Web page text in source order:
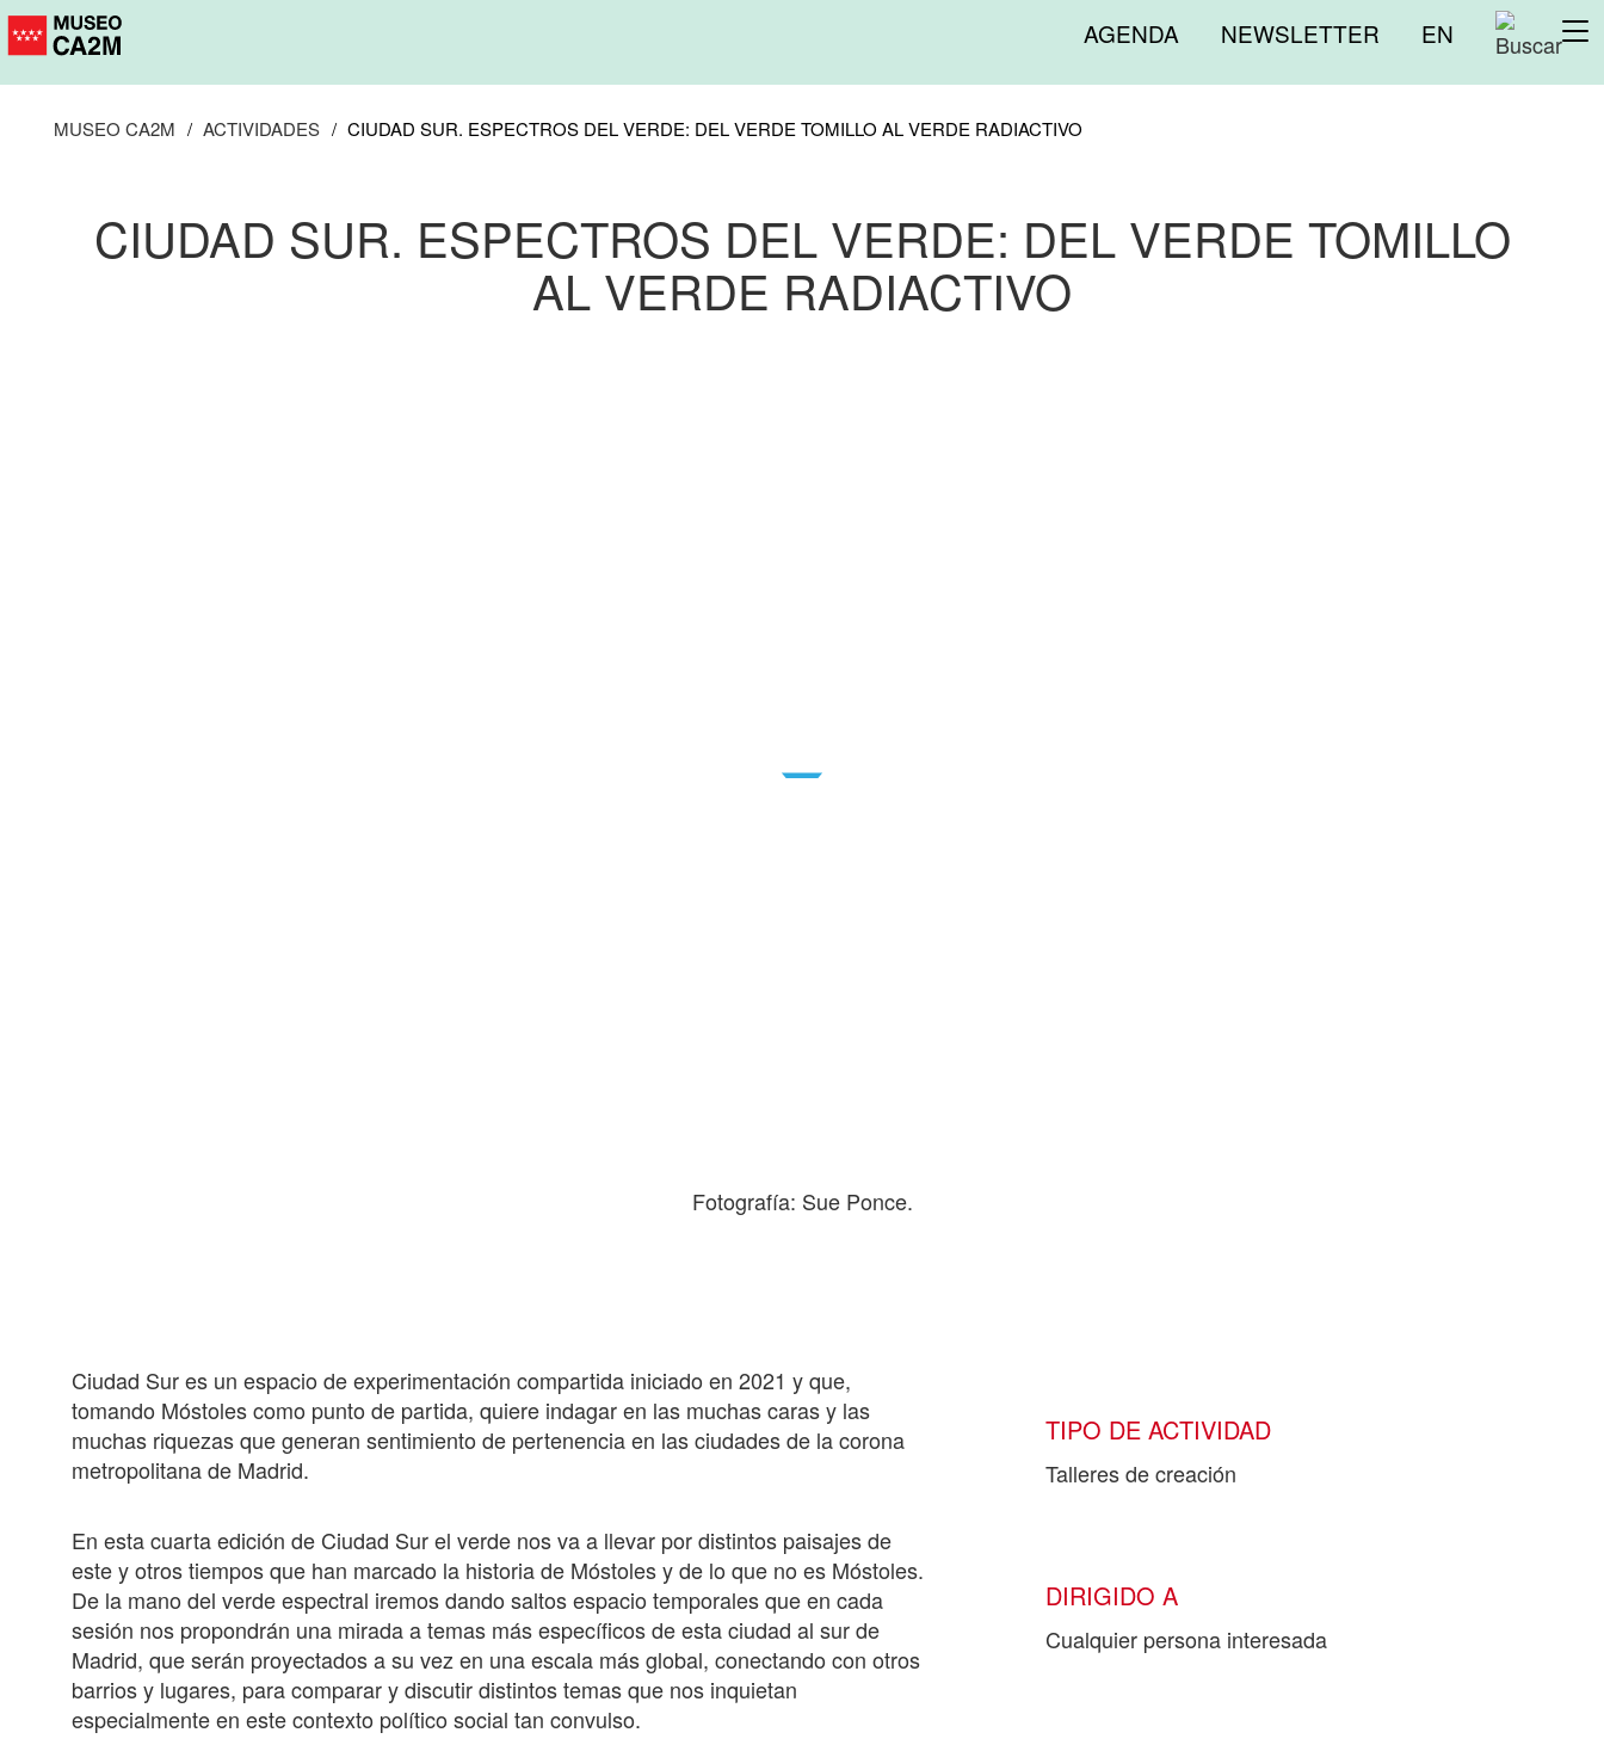
Pasar
al
Menú
superior
AGENDA NEWSLETTER EN
MUSEO CA2M ACTIVIDADES CIUDAD SUR. ESPECTROS DEL VERDE: DEL VERDE TOMILLO AL VERDE RADIACTIVO
CIUDAD SUR. ESPECTROS DEL VERDE: DEL VERDE TOMILLO
AL VERDE RADIACTIVO
Fotografía: Sue Ponce.
Ciudad Sur es un espacio de experimentación compartida iniciado en 2021 y que,
tomando Móstoles como punto de partida, quiere indagar en las muchas caras y las
muchas riquezas que generan sentimiento de pertenencia en las ciudades de la corona
metropolitana de Madrid.
En esta cuarta edición de Ciudad Sur el verde nos va a llevar por distintos paisajes de
este y otros tiempos que han marcado la historia de Móstoles y de lo que no es Móstoles.
De la mano del verde espectral iremos dando saltos espacio temporales que en cada
sesión nos propondrán una mirada a temas más específicos de esta ciudad al sur de
Madrid, que serán proyectados a su vez en una escala más global, conectando con otros
barrios y lugares, para comparar y discutir distintos temas que nos inquietan
especialmente en este contexto político social tan convulso.
TIPO DE ACTIVIDAD
Talleres de creación
DIRIGIDO A
Cualquier persona interesada